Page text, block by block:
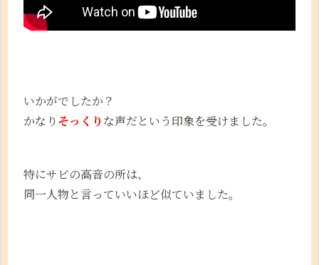
いかがでしたか？
かなり そっくり な声だという印象を受けました。
特にサビの高音の所は、
同一人物と言っていいほど似ていました。